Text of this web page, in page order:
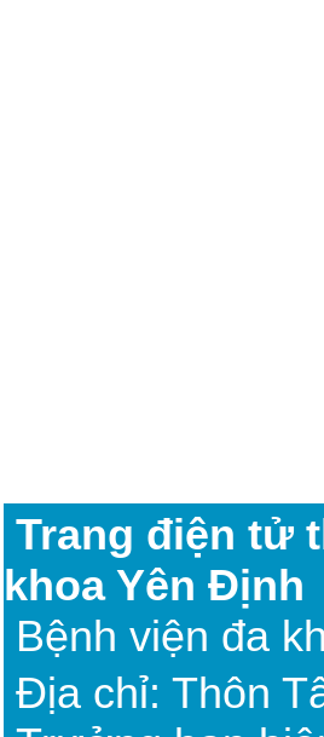
Trang điện tử
khoa Yên Định
Bệnh viện đa
Địa chỉ: Thôn